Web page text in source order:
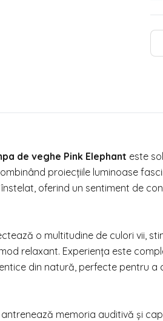
de veghe Pink Elephant este
proiecțiile luminoase
oferind un sentiment de
o multitudine de culori vii,
relaxant. Experiența este
din natură, perfecte pentru
antrenează memoria auditivă și